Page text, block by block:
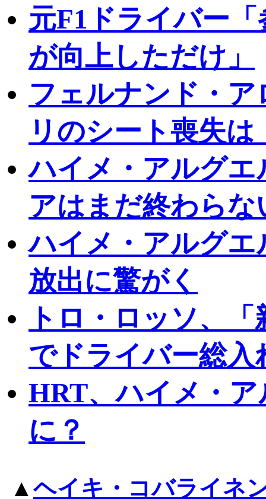
元F1ドライバー
が向上しただけ」
フェルナンド・
リのシート喪失
ハイメ・アルグ
アはまだ終わらな
ハイメ・アルグ
放出に驚がく
トロ・ロッソ、
でドライバー総入
HRT、ハイメ・
に？
▲ ヘイキ・コバライネ